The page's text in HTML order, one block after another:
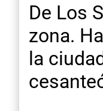
De Los
zona.
la